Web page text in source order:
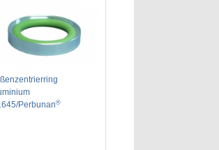
Perbunan®